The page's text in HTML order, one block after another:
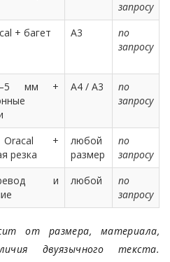
запросу
+ багет A3
по
запросу
мм +
A4 / A3
по
запросу
Oracal +
резка
любой
размер
по
запросу
и
любой
по
запросу
от размера, материала,
двуязычного текста.